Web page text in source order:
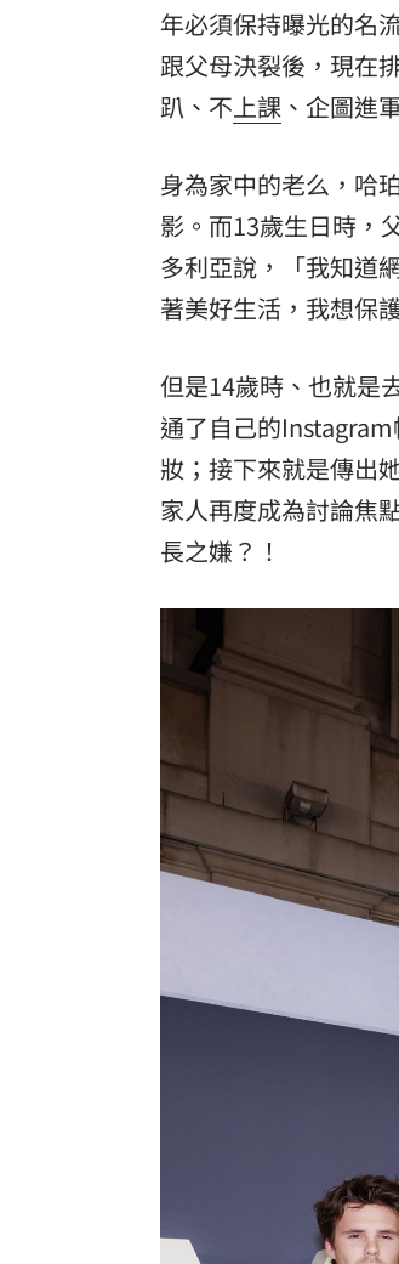
年必須保持曝光的名
跟父母決裂後，現在
趴 、不上課 、企圖進
身為家中的老么，哈
影。而13歲生日時，
多利亞說，「我知道
著美好生活，我想保
但是14歲時、也就是
通了自己的
妝；接下來就是傳出
家人再度成為討論焦
長之嫌？！